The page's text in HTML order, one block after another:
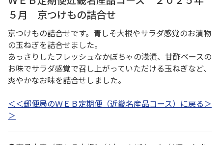
５月 京つけもの詰合せ
京つけもの詰合せです。青しそ大根やサラダ感覚のお漬物
の玉ねぎを詰合せました。
あっさりしたフレッシュなかぼちゃの浅漬、甘酢ベースの
お味でサラダ感覚で召し上がっていただける玉ねぎなど、
爽やかなお味を詰合せしました。
＜＜郵便局のＷＥＢ定期便（近畿名産品コース）に戻る＞
＞